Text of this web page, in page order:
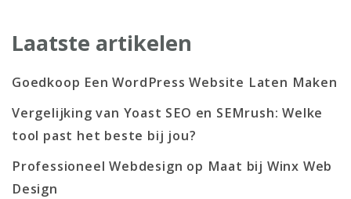
Laatste artikelen
Goedkoop Een WordPress Website Laten Maken
Vergelijking van Yoast SEO en SEMrush: Welke
tool past het beste bij jou?
Professioneel Webdesign op Maat bij Winx Web
Design